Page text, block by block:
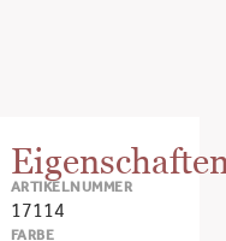
ARTIKELNUMMER
17114
FARBE